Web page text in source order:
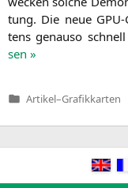
tung. Die neue
tens genau­so
sen »
Veröffentlicht
Artikel–Grafikkarten